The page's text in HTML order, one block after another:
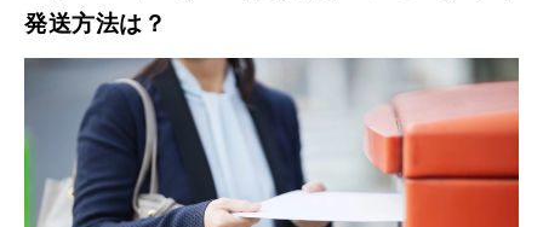
発送方法は？